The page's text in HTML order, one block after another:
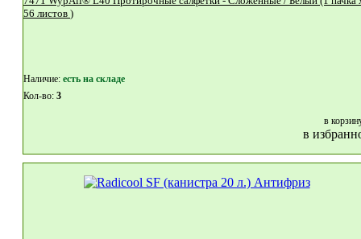
56 листов )
Наличие: eсть на складе
Кол-во: 3
в
в